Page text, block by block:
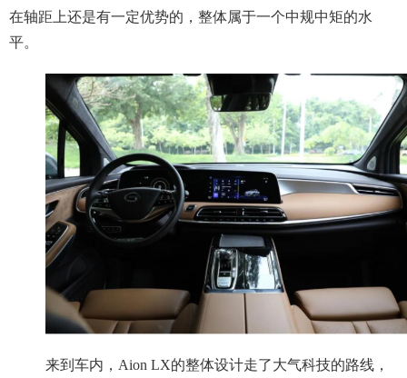
在轴距上还是有一定优势的，整体属于一个中规中矩的水
平。
来到车内，Aion LX的整体设计走了大气科技的路线，